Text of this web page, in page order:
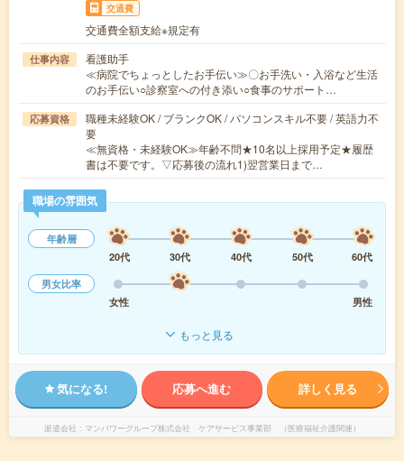
交通費
交通費全額支給※規定有
仕事内容
看護助手
≪病院でちょっとしたお手伝い≫〇お手洗い・入浴など生活
のお手伝い○診察室への付き添い○食事のサポート…
応募資格
職種未経験OK / ブランクOK / パソコンスキル不要 / 英語力不
要
≪無資格・未経験OK≫年齢不問★10名以上採用予定★履歴
書は不要です。▽応募後の流れ1)翌営業日まで…
職場の雰囲気
年齢層
20代
30代 40代 50代
60代
男女比率
女性
男性
もっと見る
気になる! 応募へ進む 詳しく見る
派遣会社 マンパワーグループ株式会社 ケアサービス事業部 （医療福祉介護関連）